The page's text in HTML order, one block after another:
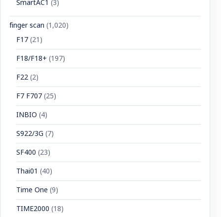
SmartAC1 (3)
finger scan (1,020)
F17(21)
F18/F18+ (197)
F22(2)
F7 F707(25)
INBIO (4)
S922/3G (7)
SF400 (23)
Thai01 (40)
Time One (9)
TIME2000 (18)